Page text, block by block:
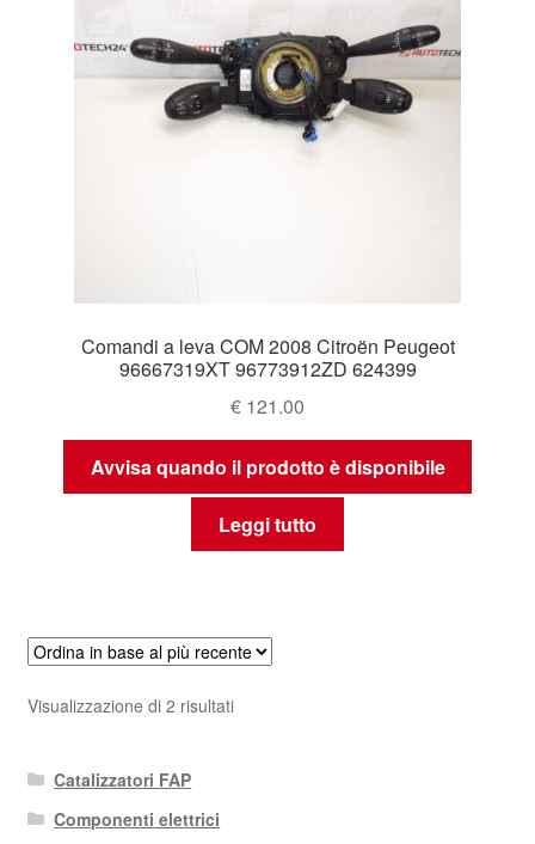
Comandi a leva COM 2008 Citroën Peugeot
96667319XT 96773912ZD 624399
€ 121.00
Avvisa quando il prodotto è disponibile
Leggi tutto
Visualizzazione di 2 risultatiOrdina
Catalizzatori FAP
Componenti elettrici